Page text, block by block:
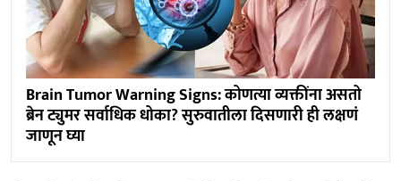
Brain Tumor Warning Signs: कोणत्या व्यक्तींना असतो
ब्रेन ट्युमर सर्वाधिक धोका? सुरुवातीला दिसणारी ही लक्षणं
जाणून घ्या